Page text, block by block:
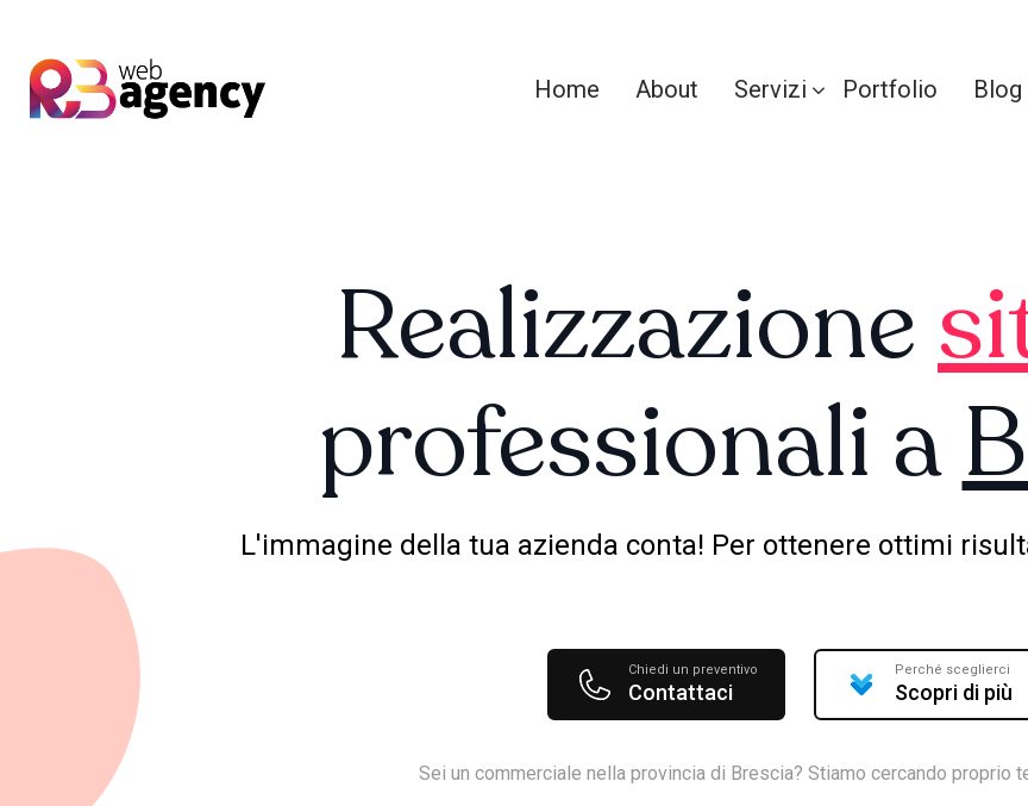
Home About Servizi Portfolio Blog
Realizzazione
professionali a
L'immagine della tua azienda conta! Per ottenere ottimi
Chiedi un preventivo
Contattaci
Perché sceglierci
Scopri di più
Sei un commerciale nella provincia di Brescia? Stiamo cercando proprio